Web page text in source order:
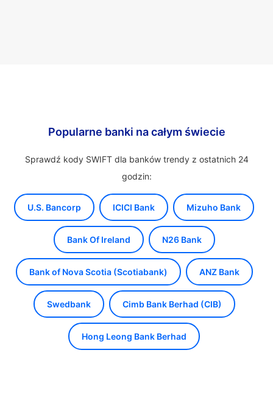
Popularne banki na całym świecie
Sprawdź kody SWIFT dla banków trendy z ostatnich 24
godzin:
U.S. Bancorp ICICI Bank Mizuho Bank
Bank Of Ireland N26 Bank
Bank of Nova Scotia (Scotiabank) ANZ Bank
Swedbank Cimb Bank Berhad (CIB)
Hong Leong Bank Berhad